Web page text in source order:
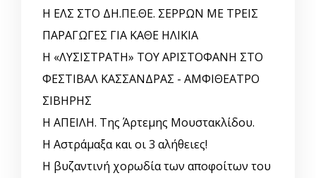
Η ΕΛΣ ΣΤΟ ΔΗ.ΠΕ.ΘΕ. ΣΕΡΡΩΝ ΜΕ ΤΡΕΙΣ
ΠΑΡΑΓΩΓΕΣ ΓΙΑ ΚΑΘΕ ΗΛΙΚΙΑ
Η «ΛΥΣΙΣΤΡΑΤΗ» ΤΟΥ ΑΡΙΣΤΟΦΑΝΗ ΣΤΟ
ΦΕΣΤΙΒΑΛ ΚΑΣΣΑΝΔΡΑΣ - ΑΜΦΙΘΕΑΤΡΟ
ΣΙΒΗΡΗΣ
Η ΑΠΕΙΛΗ. Της Άρτεμης Μουστακλίδου.
Η Αστράμαξα και οι 3 αλήθειες!
Η βυζαντινή χορωδία των αποφοίτων του